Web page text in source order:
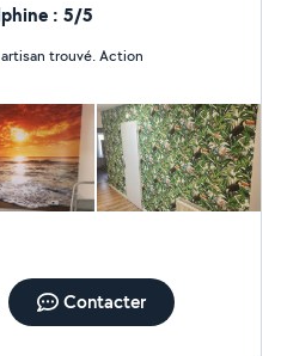
sérieux, efficace et je suis
pas à me contacter !
: 5/5
trouvé. Action
Contacter